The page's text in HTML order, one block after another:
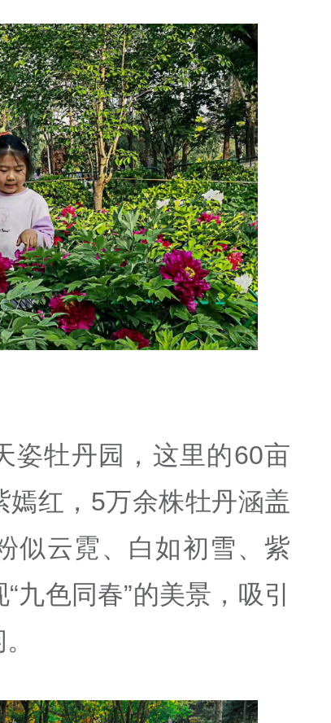
姿牡丹园，这里的60亩
红，5万余株牡丹涵盖
似云霓、白如初雪、紫
九色同春”的美景，吸引